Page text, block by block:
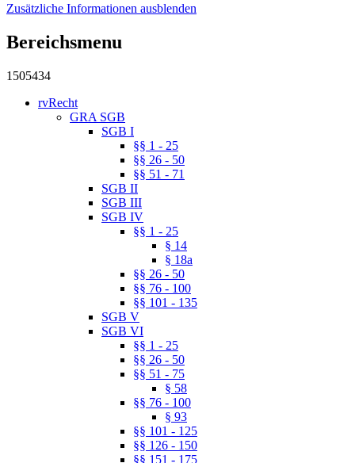
Zusätzliche Informationen ausblenden
Bereichsmenu
1505434
rvRecht
GRA SGB
SGB I
§§ 1 - 25
§§ 26 - 50
§§ 51 - 71
SGB II
SGB III
SGB IV
§§ 1 - 25
§ 14
§ 18a
§§ 26 - 50
§§ 76 - 100
§§ 101 - 135
SGB V
SGB VI
§§ 1 - 25
§§ 26 - 50
§§ 51 - 75
§ 58
§§ 76 - 100
§ 93
§§ 101 - 125
§§ 126 - 150
§§ 151 - 175